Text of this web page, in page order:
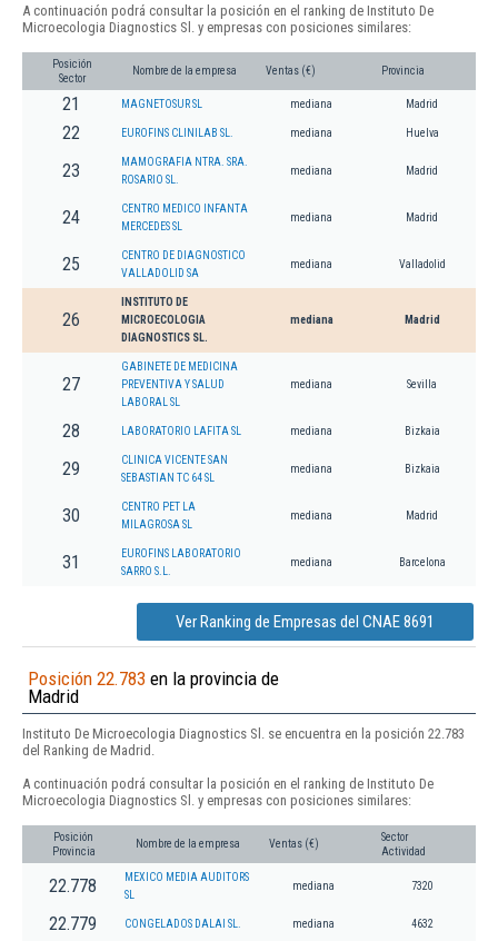
A continuación podrá consultar la posición en el ranking de Instituto De
Microecologia Diagnostics Sl. y empresas con posiciones similares:
Posición
Sector
Nombre de la empresa Ventas (€) Provincia
21 MAGNETOSUR SL mediana Madrid
22 EUROFINS CLINILAB SL. mediana Huelva
23
MAMOGRAFIA NTRA. SRA.
ROSARIO SL.
mediana Madrid
24
CENTRO MEDICO INFANTA
MERCEDES SL
mediana Madrid
25
CENTRO DE DIAGNOSTICO
VALLADOLID SA
mediana Valladolid
26
INSTITUTO DE
MICROECOLOGIA
DIAGNOSTICS SL.
mediana Madrid
27
GABINETE DE MEDICINA
PREVENTIVA Y SALUD
LABORAL SL
mediana Sevilla
28 LABORATORIO LAFITA SL mediana Bizkaia
29
CLINICA VICENTE SAN
SEBASTIAN TC 64 SL
mediana Bizkaia
30
CENTRO PET LA
MILAGROSA SL
mediana Madrid
31
EUROFINS LABORATORIO
SARRO S.L.
mediana Barcelona
Ver Ranking de Empresas del CNAE 8691
Posición 22.783 en la provincia de
Madrid
Instituto De Microecologia Diagnostics Sl. se encuentra en la posición 22.783
del Ranking de Madrid.
A continuación podrá consultar la posición en el ranking de Instituto De
Microecologia Diagnostics Sl. y empresas con posiciones similares:
Posición
Provincia
Nombre de la empresa Ventas (€)
Sector
Actividad
22.778
MEXICO MEDIA AUDITORS
SL
mediana 7320
22.779 CONGELADOS DALAI SL. mediana 4632